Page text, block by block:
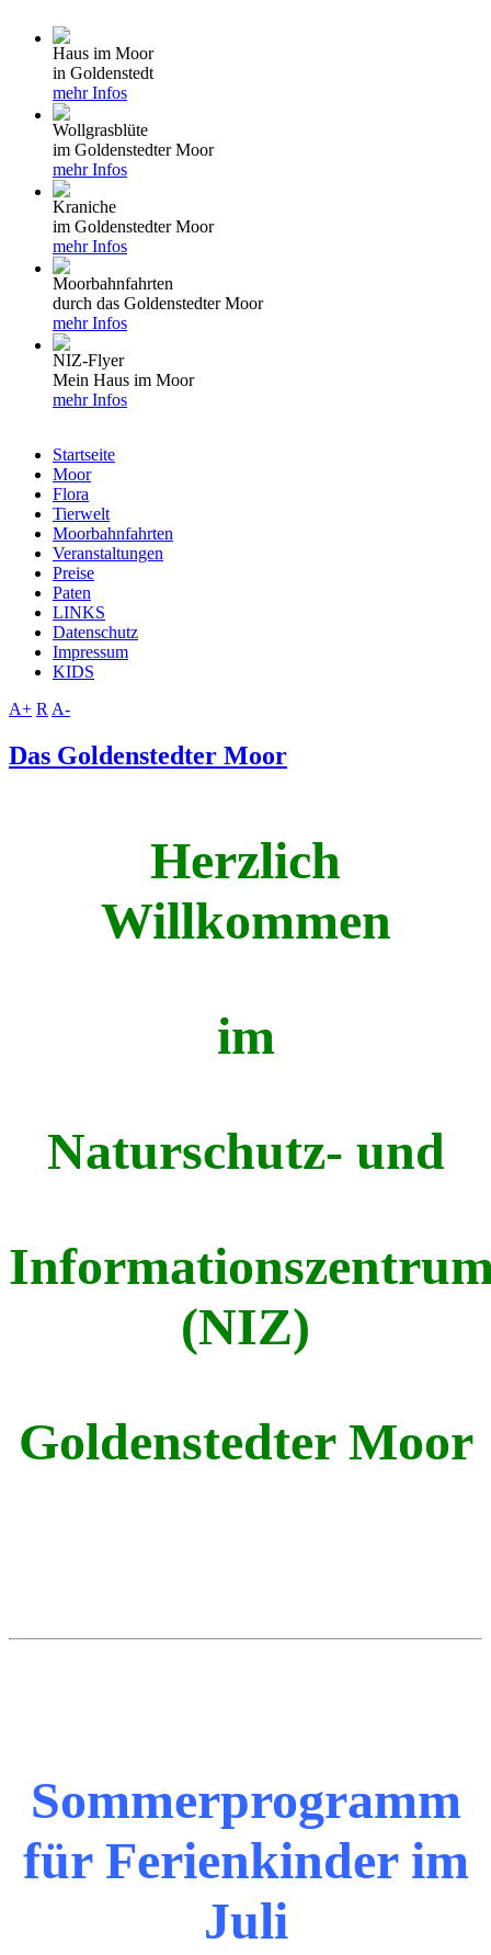
Haus im Moor
in Goldenstedt
mehr Infos
Wollgrasblüte
im Goldenstedter Moor
mehr Infos
Kraniche
im Goldenstedter Moor
mehr Infos
Moorbahnfahrten
durch das Goldenstedter Moor
mehr Infos
NIZ-Flyer
Mein Haus im Moor
mehr Infos
Startseite
Moor
Flora
Tierwelt
Moorbahnfahrten
Veranstaltungen
Preise
Paten
LINKS
Datenschutz
Impressum
KIDS
A+ R A-
Das Goldenstedter Moor
Herzlich
Willkommen
im
Naturschutz- und
(NIZ)
Goldenstedter Moor
Sommerprogramm
für Ferienkinder im
Juli